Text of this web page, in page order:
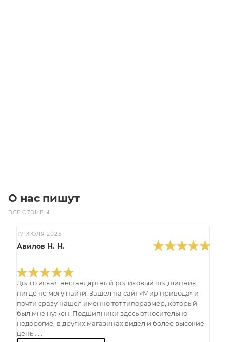
О нас пишут
ВСЕ ОТЗЫВЫ
17 ИЮЛЯ 2025
Авилов Н. Н.
Долго искал нестандартный роликовый подшипник,
нигде не могу найти. Зашел на сайт «Мир привода» и
почти сразу нашел именно тот типоразмер, который
был мне нужен. Подшипники здесь относительно
недорогие, в других магазинах видел и более высокие
цены. ...